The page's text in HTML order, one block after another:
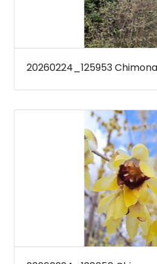
20260224_125953